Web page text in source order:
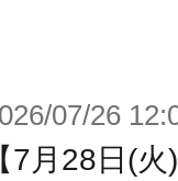
美麗なイラ
将来性が込
ただけます
07/26
【7月28日(